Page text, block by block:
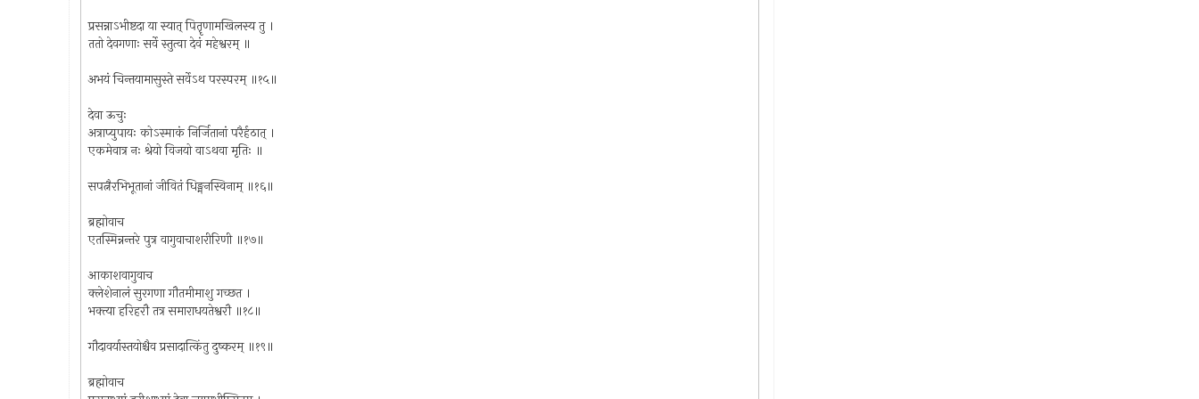
प्रसन्नाऽभीष्टदा या स्यात् पितॄणामखिलस्य तु ।
ततो देवगणाः सर्वे स्तुत्वा देवं महेश्वरम् ॥
अभयं चिन्तयामासुस्ते सर्वेऽथ परस्परम् ॥१५॥
देवा ऊचुः
अत्राप्युपायः कोऽस्माकं निर्जितानां परैर्हठात् ।
एकमेवात्र नः श्रेयो विजयो वाऽथवा मृतिः ॥
सपत्नैरभिभूतानां जीवितं धिङ्मनस्विनाम् ॥१६॥
ब्रह्मोवाच
एतस्मिन्नन्तरे पुत्र वागुवाचाशरीरिणी ॥१७॥
आकाशवागुवाच
क्लेशेनालं सुरगणा गौतमीमाशु गच्छत ।
भक्त्या हरिहरौ तत्र समाराधयतेश्वरौ ॥१८॥
गौदावर्यास्तयोश्चैव प्रसादात्किंतु दुष्करम् ॥१९॥
ब्रह्मोवाच